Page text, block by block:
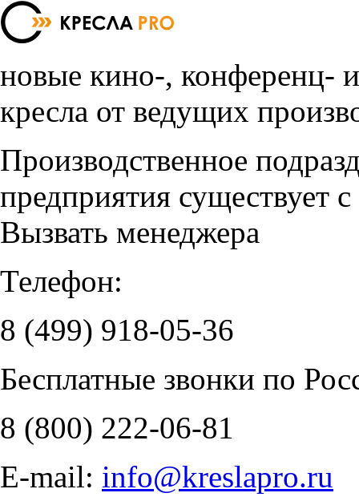
новые кино-, конференц-
кресла от ведущих
Производственное
предприятия существует
Вызвать менеджера
Телефон:
8 (499) 918-05-36
Бесплатные звонки по
8 (800) 222-06-81
E-mail: info@kreslapro.ru